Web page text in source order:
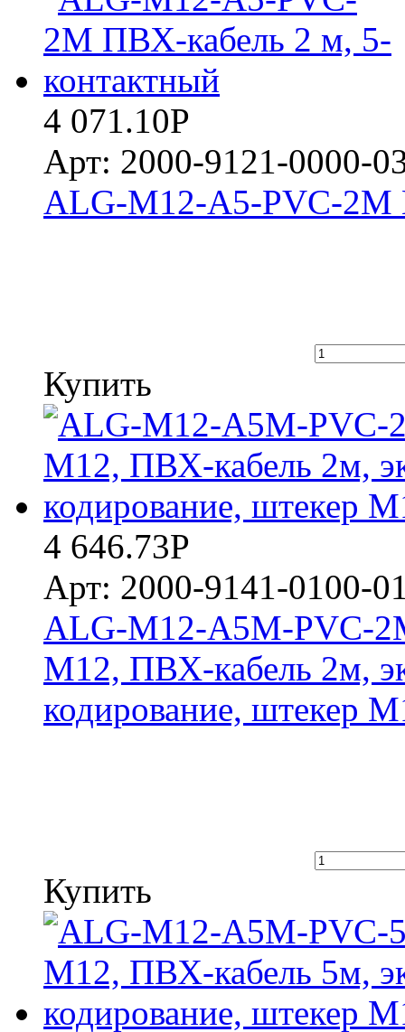
4 071.10Р
Арт: 2000-9121-0000-
ALG-M12-A5-PVC-2M
Купить
4 646.73Р
Арт: 2000-9141-0100-
ALG-M12-A5M-PVC-
M12, ПВХ-кабель 2м,
кодирование, штекер
Купить